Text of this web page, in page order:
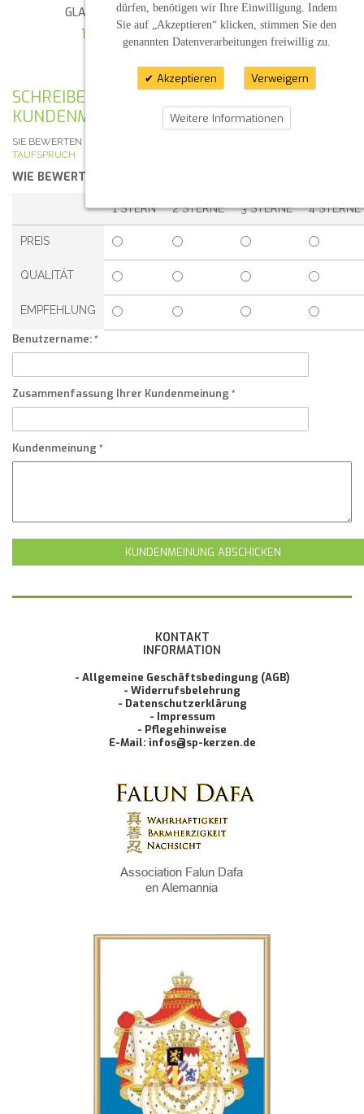
GLASTELLER
1,70 €
KERZENSTÄNDER WEISS-
SILBER / WEISS-GOLD
7,00 €
SCHREIBEN SIE IHRE EIGENE
KUNDENMEINUNG
SIE BEWERTEN DEN ARTIKEL:
TAUFSPRUCH
WIE BEWERTEN SIE DIESEN ARTIKEL?
1 STERN 2 STERNE 3 STERNE 4 STERNE
PREIS
QUALITÄT
EMPFEHLUNG
Benutzername:
Zusammenfassung Ihrer Kundenmeinung
Kundenmeinung
KUNDENMEINUNG ABSCHICKEN
KONTAKT
INFORMATION
- Allgemeine Geschäftsbedingung (AGB)
- Widerrufsbelehrung
- Datenschutzerklärung
- Impressum
- Pflegehinweise
E-Mail: infos@sp-kerzen.de
dürfen, benötigen wir Ihre Einwilligung. Indem
Sie auf „Akzeptieren“ klicken, stimmen Sie den
genannten Datenverarbeitungen freiwillig zu.
Akzeptieren Verweigern
Weitere Informationen